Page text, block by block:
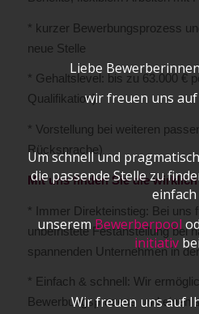
* kurzer Bewerbungsprozess
neue Stelle
* Gehaltslevel: bis zu 63.000 €
Qualifikation)
* Vorstellung bei weiteren
Rücksprache)
Mit uns finden Sie die
* Immer Direkteinstieg: Bei uns
unbefristete Festanstellung bei
spannenden Unternehmen in
* Einfach & schnell: Wir
Bewerbungsprozess und einen
Liebe
wir freuen uns
Um schnell und
die passende Stelle zu
unseremBewerberpool
initiativ
Wir freuen uns auf